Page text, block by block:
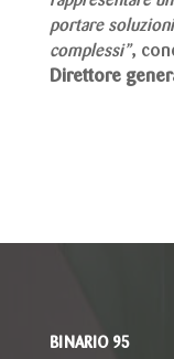
portare
complessi”,
Direttore
BINARIO 95